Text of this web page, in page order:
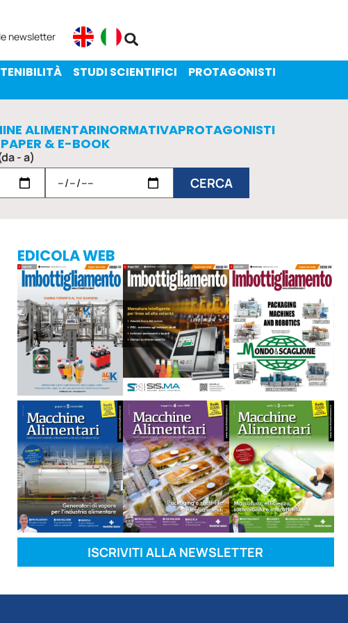
newsletter
STUDI SCIENTIFICI
PROTAGONISTI
ALIMENTARINORMATIVAPROTAGONISTI
& E-BOOK
- a)
EDICOLA WEB
ISCRIVITI ALLA NEWSLETTER